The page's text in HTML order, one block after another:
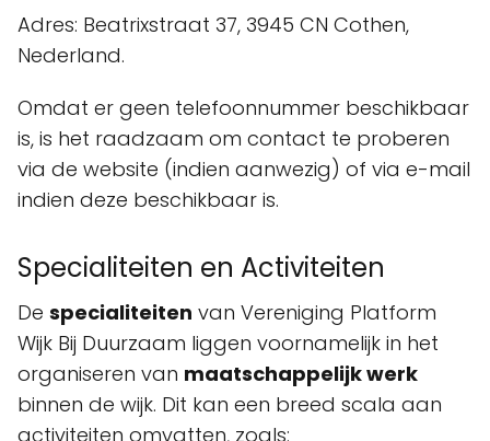
Adres: Beatrixstraat 37, 3945 CN Cothen,
Nederland.
Omdat er geen telefoonnummer beschikbaar
is, is het raadzaam om contact te proberen
via de website (indien aanwezig) of via e-mail
indien deze beschikbaar is.
Specialiteiten en Activiteiten
De specialiteiten van Vereniging Platform
Wijk Bij Duurzaam liggen voornamelijk in het
organiseren van maatschappelijk werk
binnen de wijk. Dit kan een breed scala aan
activiteiten omvatten, zoals: